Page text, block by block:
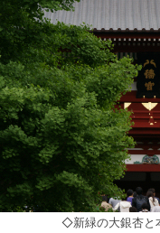
◇新緑の大銀杏と